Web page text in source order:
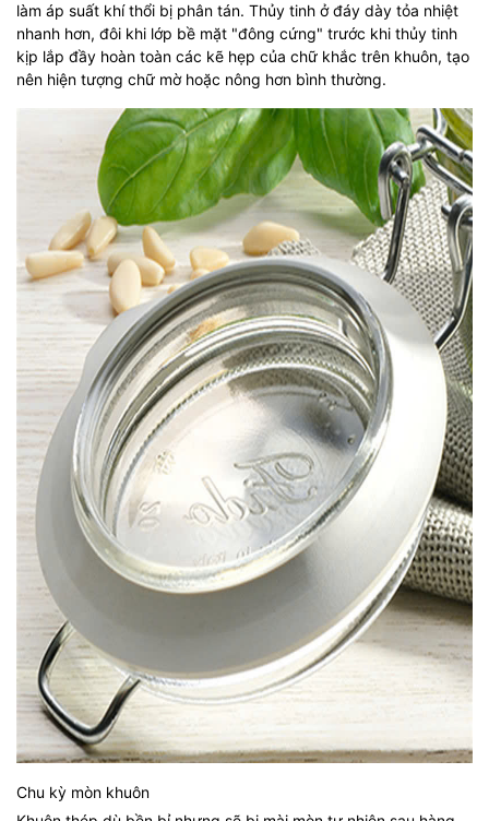
làm áp suất khí thổi bị phân tán. Thủy tinh ở đáy dày tỏa nhiệt
nhanh hơn, đôi khi lớp bề mặt "đông cứng" trước khi thủy tinh
kịp lắp đầy hoàn toàn các kẽ hẹp của chữ khắc trên khuôn, tạo
nên hiện tượng chữ mờ hoặc nông hơn bình thường.
Chu kỳ mòn khuôn